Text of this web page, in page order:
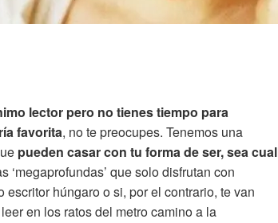
lector pero no tienes tiempo para
favorita, no te preocupes. Tenemos una
pueden casar con tu forma de ser, sea cual
‘megaprofundas’ que solo disfrutan con
húngaro o si, por el contrario, te van
en los ratos del metro camino a la